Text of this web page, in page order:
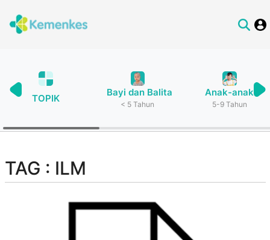
TOPIK
Bayi dan Balita
< 5 Tahun
Anak-anak
5-9 Tahun
TAG : ILM